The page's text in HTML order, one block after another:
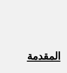
المقدمة